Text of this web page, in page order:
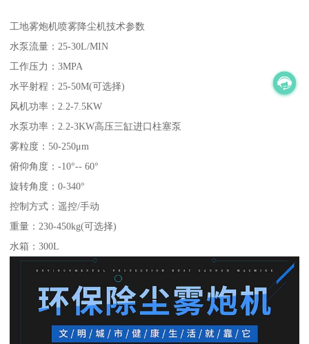
工地雾炮机喷雾降尘机技术参数
水泵流量：25-30L/MIN
工作压力：3MPA
水平射程：25-50M(可选择)
风机功率：2.2-7.5KW
水泵功率：2.2-3KW高压三缸进口柱塞泵
雾粒度：50-250μm
俯仰角度：-10°-- 60°
旋转角度：0-340°
控制方式：遥控/手动
重量：230-450kg(可选择)
水箱：300L